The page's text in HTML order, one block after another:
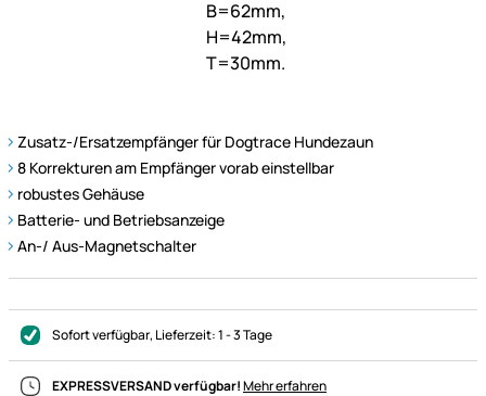
Zusatz-/Ersatzempfänger für Dogtrace Hundezaun
8 Korrekturen am Empfänger vorab einstellbar
robustes Gehäuse
Batterie- und Betriebsanzeige
An-/ Aus-Magnetschalter
Sofort verfügbar, Lieferzeit:1 - 3 Tage
EXPRESSVERSAND verfügbar!Mehr erfahren